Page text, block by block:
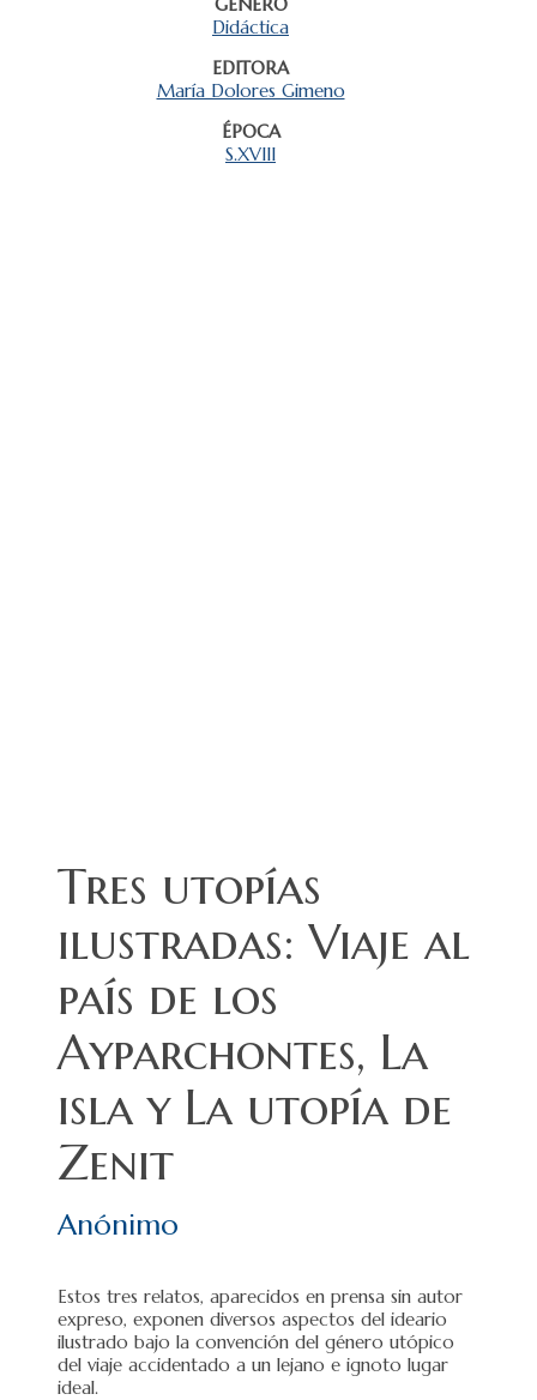
Didáctica
EDITORA
María Dolores Gimeno
ÉPOCA
S.XVIII
Tres utopías
ilustradas: Viaje al
país de los
Ayparchontes, La
isla y La utopía de
Zenit
Anónimo
Estos tres relatos, aparecidos en prensa sin autor
expreso, exponen diversos aspectos del ideario
ilustrado bajo la convención del género utópico
del viaje accidentado a un lejano e ignoto lugar
ideal.